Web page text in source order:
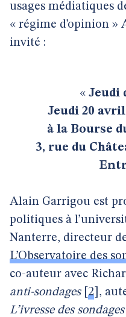
usages médiatiques
« régime d’opinion
invité :
« Jeudi
Jeudi 20 avril
à la Bourse
3, rue du
Alain Garrigou est
politiques à
Nanterre, directeur
L’Observatoire des
co-auteur avec
anti-sondages[ 2 ,
L’ivresse des sondages[